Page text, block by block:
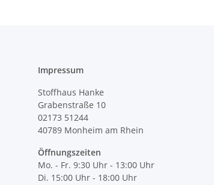
Impressum
Stoffhaus Hanke
Grabenstraße 10
02173 51244
40789 Monheim am Rhein
Öffnungszeiten
Mo. - Fr. 9:30 Uhr - 13:00 Uhr
Di. 15:00 Uhr - 18:00 Uhr